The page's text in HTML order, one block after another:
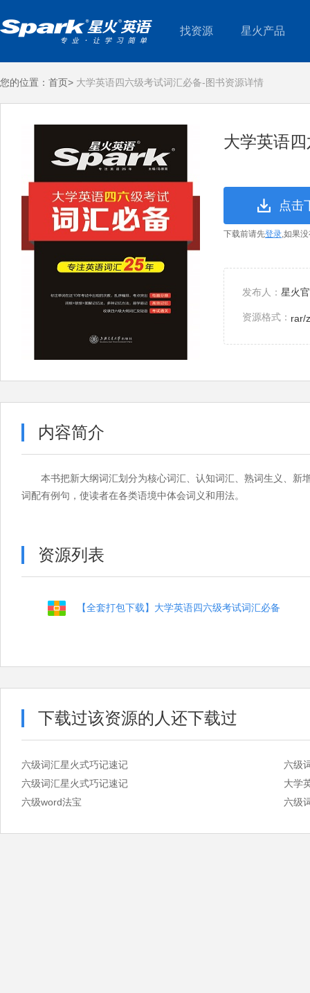
找资源 星火产品
您的位置： 首页> 大学英语四六级考试词汇必备-图书资源详情
大学英语
点击
下载前请先登录,如果
发布人： 星火
资源格式： rar/
内容简介
本书把新大纲词汇划分为核心词汇、认知词汇、熟词生义、
词配有例句，使读者在各类语境中体会词义和用法。
资源列表
【全套打包下载】大学英语四六级考试词汇必备
下载过该资源的人还下载过
六级词汇星火式巧记速记
六级
六级词汇星火式巧记速记
大学
六级word法宝
六级